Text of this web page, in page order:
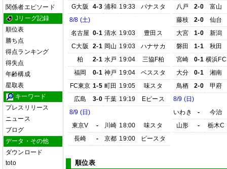
関係者エピソード
Jリーグ記録
順位表
勝ち点
得点ランキング
得失点
年齢構成
星取表
キーワード
プレスリリース
ニュース
ブログ
データ・その他
ダウンロード
toto
G大阪
4-3 浦和 19:33
パナスタ
8/8 (土)
名古屋 0-1 清水 19:03
豊田ス
C大阪
2-1 岡山 19:03
ハナサカ
柏
2-1 水戸 19:04
三協F柏
福岡
0-1 神戸 19:04
ベススタ
FC東京 1-5 町田 19:05
味スタ
広島
3-0 千葉 19:19
Eピース
8/9 (日)
東京V
- 川崎 18:00
味スタ
長崎
- 京都 19:00 ピースタ
八戸
2-0
富山
藤枝
2-0
仙台
大宮
1-0
新潟
磐田
1-1
秋田
宮崎
0-1 横浜FC
大分
0-1
湘南
鳥栖
2-0
甲府
8/9 (日)
いわき
-
今治
山形
- 栃木C
順位表